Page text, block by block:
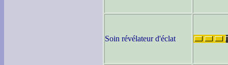
Soin révélateur d'éclat